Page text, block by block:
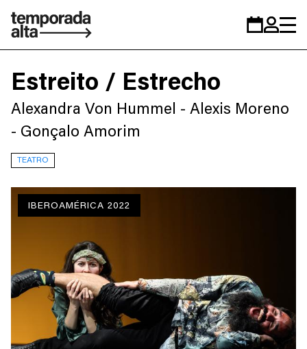
Temporada
personal
Estreito / Estrecho
Alexandra Von Hummel - Alexis Moreno
- Gonçalo Amorim
TEATRO
IBEROAMÉRICA 2022